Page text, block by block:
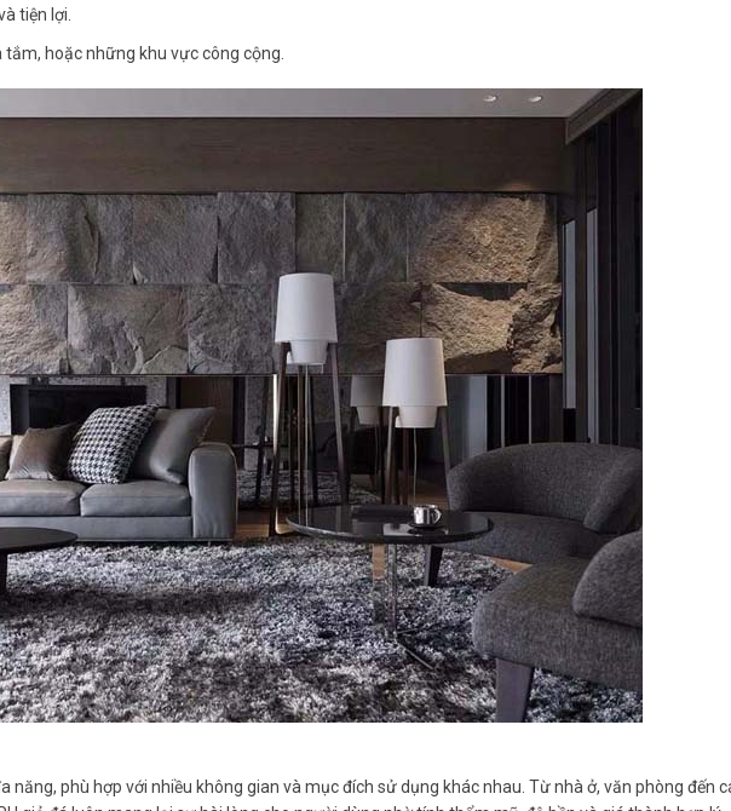
tiện lợi.
tắm, hoặc những khu vực công cộng.
năng, phù hợp với nhiều không gian và mục đích sử dụng khác nhau. Từ nhà ở, văn phòng đến